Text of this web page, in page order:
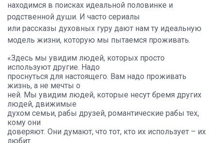
находимся в поисках идеальной половинке и
родственной души. И часто сериалы
или рассказы духовных гуру дают нам ту идеальную
модель жизни, которую мы пытаемся проживать.
«Здесь мы увидим людей, которых просто
используют другие. Надо
проснуться для настоящего. Вам надо проживать
жизнь, а не мечты о
ней. Мы увидим людей, которые несут бремя других
людей, движимые
духом семьи, рабы друзей, романтические рабы тех,
кому они
доверяют. Они думают, что тот, кто их использует – их
любит.